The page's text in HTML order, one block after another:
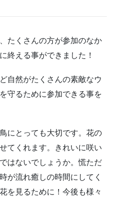
たくさんの方が参加のなか
終える事ができました！
自然がたくさんの素敵なウ
守るために参加できる事を
にとっても大切です。花の
てくれます。きれいに咲い
はないでしょうか。慌ただ
が流れ癒しの時間にしてく
を見るために！今後も様々